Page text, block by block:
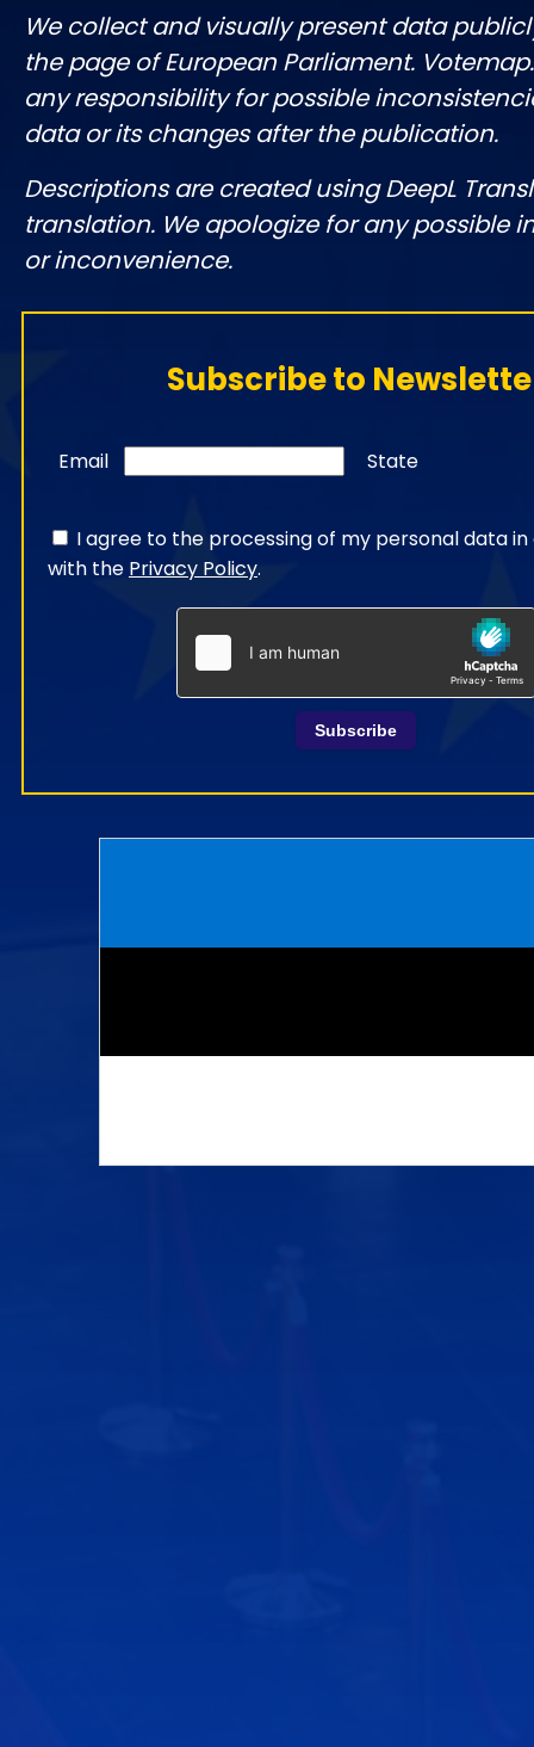
We collect and visually present data
the page of European Parliament.
any responsibility for possible
data or its changes after the publication.
Descriptions are created using DeepL
translation. We apologize for any possible
or inconvenience.
Subscribe to
Email State
I agree to the processing of my personal data
with the Privacy Policy.
Subscribe